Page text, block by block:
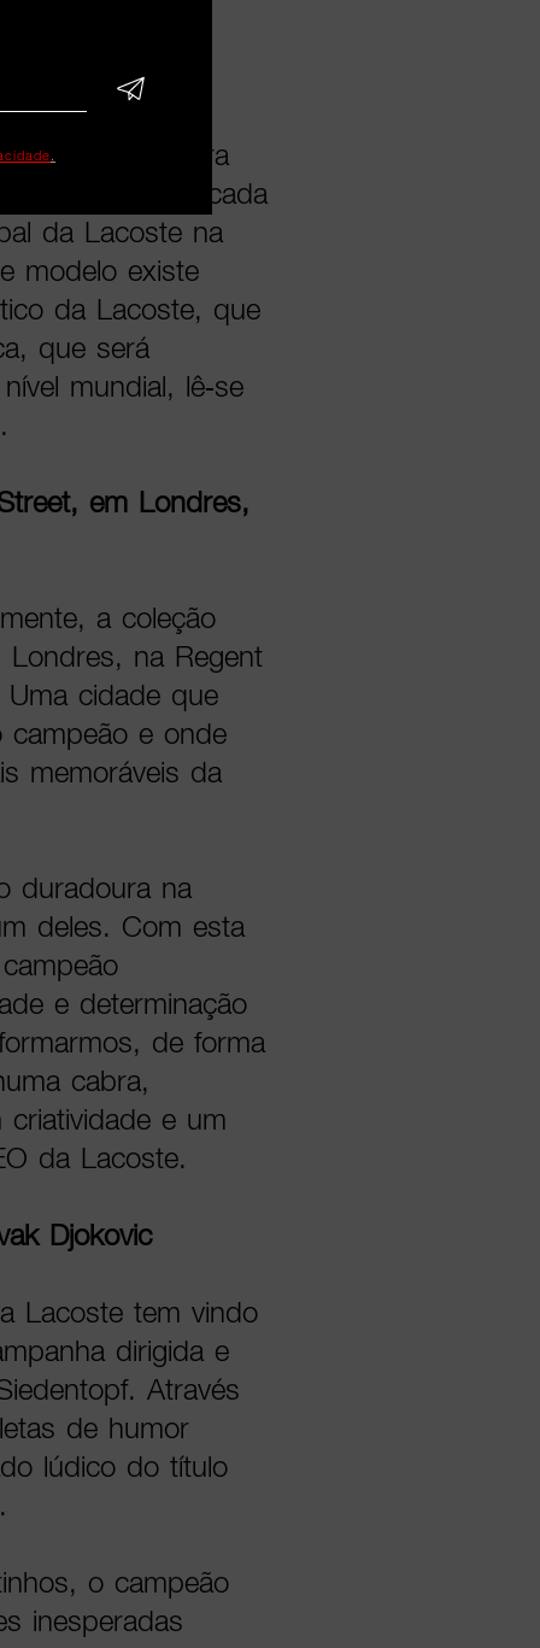
polo da
Uma verdadeira
unidades, colocada
da Lacoste na
modelo existe
da Lacoste, que
que será
mundial, lê-se
em Londres,
a coleção
na Regent
cidade que
campeão e onde
memoráveis da
duradoura na
deles. Com esta
e determinação
de forma
cabra,
e um
da Lacoste.
Djokovic
Lacoste tem vindo
dirigida e
Através
de humor
lúdico do título
o campeão
inesperadas
.